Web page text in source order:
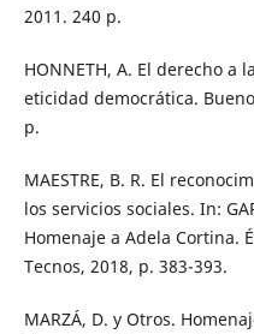
2011. 240 p.
HONNETH, A. El derecho a
eticidad democrática.
p.
MAESTRE, B. R. El
los servicios sociales. In:
Homenaje a Adela Cortina.
Tecnos, 2018, p. 383-393.
MARZÁ, D. y Otros.